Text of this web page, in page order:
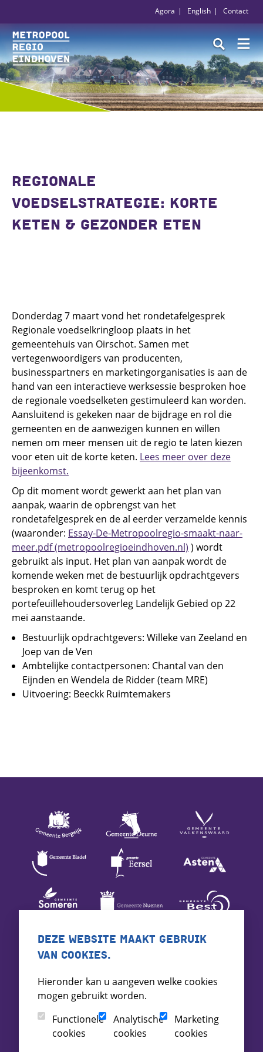
Agora English Contact
REGIONALE
VOEDSELSTRATEGIE: KORTE
KETEN & GEZONDER ETEN
Donderdag 7 maart vond het rondetafelgesprek
Regionale voedselkringloop plaats in het
gemeentehuis van Oirschot. Samen met
vertegenwoordigers van producenten,
businesspartners en marketingorganisaties is aan de
hand van een interactieve werksessie besproken hoe
de regionale voedselketen gestimuleerd kan worden.
Aansluitend is gekeken naar de bijdrage en rol die
gemeenten en de aanwezigen kunnen en willen
nemen om meer mensen uit de regio te laten kiezen
voor eten uit de korte keten. Lees meer over deze
bijeenkomst.
Op dit moment wordt gewerkt aan het plan van
aanpak, waarin de opbrengst van het
rondetafelgesprek en de al eerder verzamelde kennis
(waaronder: Essay-De-Metropoolregio-smaakt-naar-
meer.pdf (metropoolregioeindhoven.nl) ) wordt
gebruikt als input. Het plan van aanpak wordt de
komende weken met de bestuurlijk opdrachtgevers
besproken en komt terug op het
portefeuillehoudersoverleg Landelijk Gebied op 22
mei aanstaande.
Bestuurlijk opdrachtgevers: Willeke van Zeeland en
Joep van de Ven
Ambtelijke contactpersonen: Chantal van den
Eijnden en Wendela de Ridder (team MRE)
Uitvoering: Beeckk Ruimtemakers
DEZE WEBSITE MAAKT GEBRUIK
VAN COOKIES.
Hieronder kan u aangeven welke cookies
mogen gebruikt worden.
Functionele
cookies
Analytische
cookies
Marketing
cookies